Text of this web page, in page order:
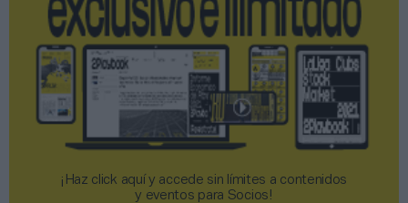
¡Haz click aquí y accede sin límites a contenidos
y eventos para Socios!​​​​​​​